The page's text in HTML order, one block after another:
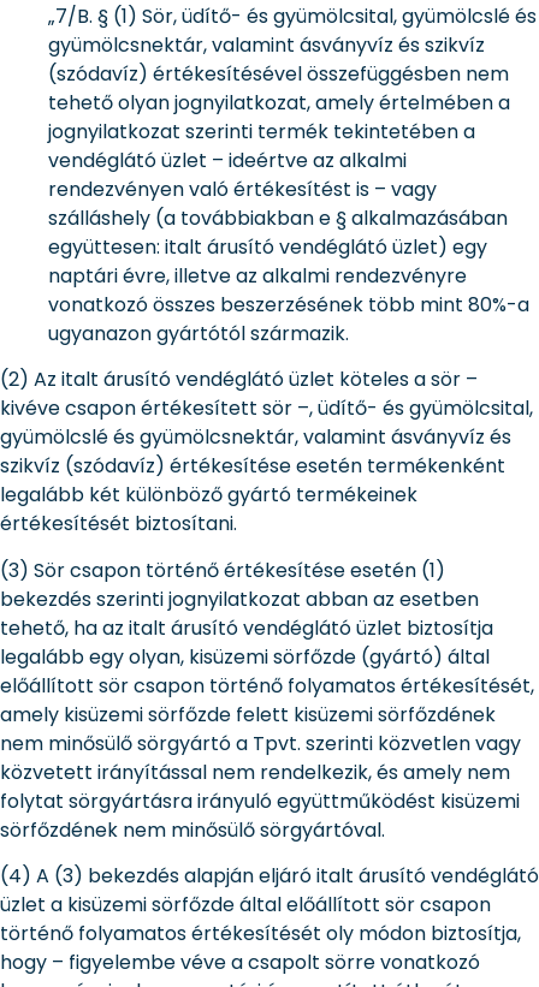
„7/B. § (1) Sör, üdítő- és gyümölcsital, gyümölcslé és
gyümölcsnektár, valamint ásványvíz és szikvíz
(szódavíz) értékesítésével összefüggésben nem
tehető olyan jognyilatkozat, amely értelmében a
jognyilatkozat szerinti termék tekintetében a
vendéglátó üzlet – ideértve az alkalmi
rendezvényen való értékesítést is – vagy
szálláshely (a továbbiakban e § alkalmazásában
együttesen: italt árusító vendéglátó üzlet) egy
naptári évre, illetve az alkalmi rendezvényre
vonatkozó összes beszerzésének több mint 80%-a
ugyanazon gyártótól származik.
(2) Az italt árusító vendéglátó üzlet köteles a sör –
kivéve csapon értékesített sör –, üdítő- és gyümölcsital,
gyümölcslé és gyümölcsnektár, valamint ásványvíz és
szikvíz (szódavíz) értékesítése esetén termékenként
legalább két különböző gyártó termékeinek
értékesítését biztosítani.
(3) Sör csapon történő értékesítése esetén (1)
bekezdés szerinti jognyilatkozat abban az esetben
tehető, ha az italt árusító vendéglátó üzlet biztosítja
legalább egy olyan, kisüzemi sörfőzde (gyártó) által
előállított sör csapon történő folyamatos értékesítését,
amely kisüzemi sörfőzde felett kisüzemi sörfőzdének
nem minősülő sörgyártó a Tpvt. szerinti közvetlen vagy
közvetett irányítással nem rendelkezik, és amely nem
folytat sörgyártásra irányuló együttműködést kisüzemi
sörfőzdének nem minősülő sörgyártóval.
(4) A (3) bekezdés alapján eljáró italt árusító vendéglátó
üzlet a kisüzemi sörfőzde által előállított sör csapon
történő folyamatos értékesítését oly módon biztosítja,
hogy – figyelembe véve a csapolt sörre vonatkozó